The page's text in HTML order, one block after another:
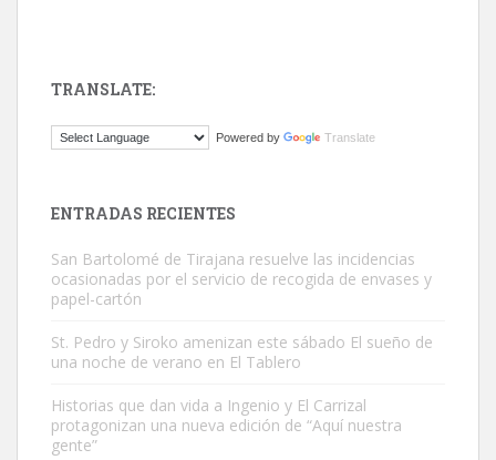
Busco adopción responsable para mi perra. Pastor alemán,
PERRO MACHO RAZA SHIBA CON MICROCHIP PERDIDO HOY
06/07/2025 ZONA MESA Y LOPEZ. ES MUY ASUSTADIZO
Leales.org » Gran Canaria
TRANSLATE:
Powered by Translate
ENTRADAS RECIENTES
San Bartolomé de Tirajana resuelve las incidencias
ocasionadas por el servicio de recogida de envases y
papel-cartón
St. Pedro y Siroko amenizan este sábado El sueño de
una noche de verano en El Tablero
Historias que dan vida a Ingenio y El Carrizal
protagonizan una nueva edición de “Aquí nuestra
gente”